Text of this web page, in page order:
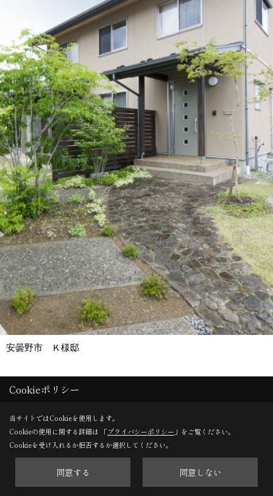
安曇野市 Ｋ様邸
Cookieポリシー
当サイトではCookieを使用します。
Cookieの使用に関する詳細は 「プライバシーポリシー 」をご覧ください。
Cookieを受け入れるか拒否するか選択してください。
同意する 同意しない